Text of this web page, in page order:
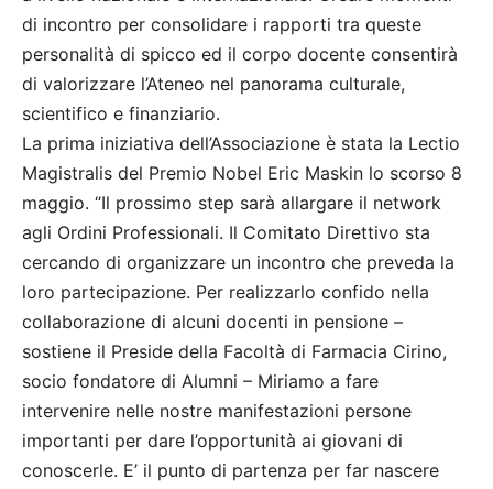
di incontro per consolidare i rapporti tra queste
personalità di spicco ed il corpo docente consentirà
di valorizzare l’Ateneo nel panorama culturale,
scientifico e finanziario.
La prima iniziativa dell’Associazione è stata la Lectio
Magistralis del Premio Nobel Eric Maskin lo scorso 8
maggio. “Il prossimo step sarà allargare il network
agli Ordini Professionali. Il Comitato Direttivo sta
cercando di organizzare un incontro che preveda la
loro partecipazione. Per realizzarlo confido nella
collaborazione di alcuni docenti in pensione –
sostiene il Preside della Facoltà di Farmacia Cirino,
socio fondatore di Alumni – Miriamo a fare
intervenire nelle nostre manifestazioni persone
importanti per dare l’opportunità ai giovani di
conoscerle. E’ il punto di partenza per far nascere